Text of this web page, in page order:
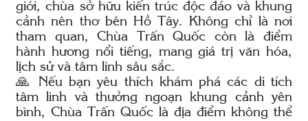
giới, chùa sở hữu kiến trúc độc đáo và khung
cảnh nên thơ bên Hồ Tây. Không chỉ là nơi
tham quan, Chùa Trấn Quốc còn là điểm
hành hương nổi tiếng, mang giá trị văn hóa,
lịch sử và tâm linh sâu sắc.
🙏 Nếu bạn yêu thích khám phá các di tích
tâm linh và thưởng ngoạn khung cảnh yên
bình, Chùa Trấn Quốc là địa điểm không thể